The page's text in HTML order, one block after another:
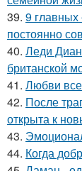
39. 9
постоянно
40. Леди
британской
41. Любви
42. После
открыта к
43.
44. Когда